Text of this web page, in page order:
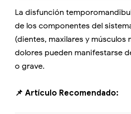
La disfunción
de los componentes del
(dientes, maxilares y músculos
dolores pueden manifestarse
o grave.
📌 Artículo Recomendado: